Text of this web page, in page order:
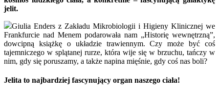
jelit.
Giulia Enders z Zakładu Mikrobiologii i Higieny Klinicznej we
Frankfurcie nad Menem podarowała nam „Historię wewnętrzną”,
dowcipną książkę o układzie trawiennym. Czy może być coś
tajemniczego w splątanej rurze, która wije się w brzuchu, tańczy w
nim, gdy się poruszamy, a także napina mięśnie, gdy coś nas boli?
Jelita to najbardziej fascynujący organ naszego ciała!